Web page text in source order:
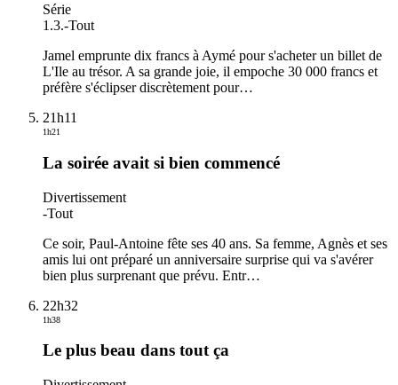
Série
1.3.-Tout
Jamel emprunte dix francs à Aymé pour s'acheter un billet de
L'Ile au trésor. A sa grande joie, il empoche 30 000 francs et
préfère s'éclipser discrètement pour…
21h11
1h21
La soirée avait si bien commencé
Divertissement
-Tout
Ce soir, Paul-Antoine fête ses 40 ans. Sa femme, Agnès et ses
amis lui ont préparé un anniversaire surprise qui va s'avérer
bien plus surprenant que prévu. Entr…
22h32
1h38
Le plus beau dans tout ça